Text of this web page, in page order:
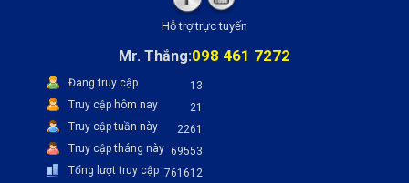
Hỗ trợ trực tuyến
Mr. Thắng:098 461 7272
Đang truy cập
13
Truy cập hôm nay
21
Truy cập tuần này
2261
Truy cập tháng này 69553
Tổng lượt truy cập 761612